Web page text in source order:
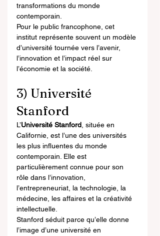
transformations du monde
contemporain.
Pour le public francophone, cet
institut représente souvent un modèle
d’université tournée vers l’avenir,
l’innovation et l’impact réel sur
l’économie et la société.
3) Université
Stanford
L’Université Stanford , située en
Californie, est l’une des universités
les plus influentes du monde
contemporain. Elle est
particulièrement connue pour son
rôle dans l’innovation,
l’entrepreneuriat, la technologie, la
médecine, les affaires et la créativité
intellectuelle.
Stanford séduit parce qu’elle donne
l’image d’une université en